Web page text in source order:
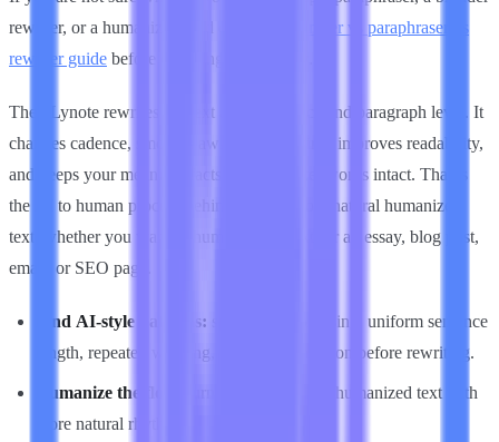
rewriter, or a humanizer, read our
AI humanizer vs paraphraser vs
rewriter guide before choosing a workflow.
Then Lynote rewrites the text at the sentence and paragraph level. It
changes cadence, smooths awkward phrasing, improves readability,
and keeps your meaning, facts, and SEO keywords intact. That is
the AI to human process behind clearer, more natural humanized
text, whether you want to humanize AI text for an essay, blog post,
email, or SEO page.
Find AI-style patterns: spot robotic phrasing, uniform sentence
length, repeated wording, and weak variation before rewriting.
Humanize the flow:
turn stiff AI text into humanized text with
more natural rhythm, tone, and transitions.